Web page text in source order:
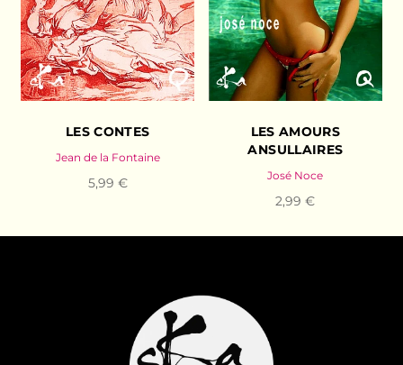
LES CONTES
Jean de la Fontaine
5,99 €
LES AMOURS
ANSULLAIRES
José Noce
2,99 €